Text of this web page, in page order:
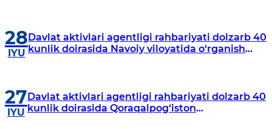
28
IYU
Davlat aktivlari agentligi rahbariyati dolzarb 40
kunlik doirasida Navoiy viloyatida o‘rganish
27
IYU
Davlat aktivlari agentligi rahbariyati dolzarb 40
kunlik doirasida Qoraqalpog‘iston